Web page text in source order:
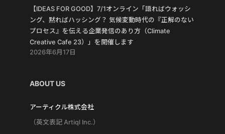
【IDEAS FOR GOOD】7/1オンライン「語ればウォッシ
ング、黙ればハッシング？ 気候変動時代の『正解のない
プロセス』を伝える企業発信のあり方（Climate
Creative Cafe 23）」を開催します
2026年6月17日
ABOUT US
アーティクル株式会社
（英文表記 Artiql Inc.）